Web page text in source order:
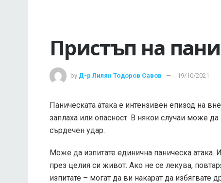
Пристъп на
by Д-р Лилян Тодоров Савов 19/10/2021
Паническата атака е интензивен епизод на
заплаха или опасност. В някои случаи може
сърдечен удар.
Може да изпитате единична паническа
през целия си живот. Ако не се лекува,
изпитате – могат да ви накарат да